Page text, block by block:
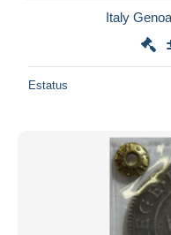
Italy
Estatus